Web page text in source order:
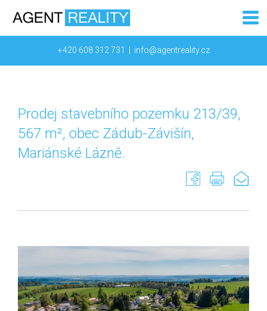
+420 608 312 731 info@agentreality.cz
Prodej stavebního pozemku 213/39,
567 m², obec Zádub-Závišín,
Mariánské Lázně.